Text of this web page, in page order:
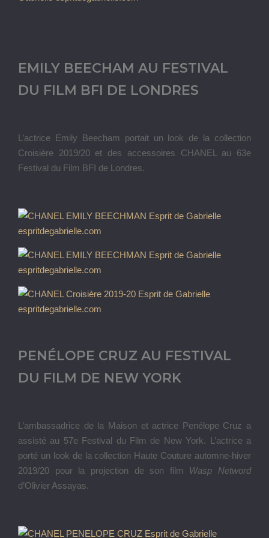
EMILY BEECHAM AU FESTIVAL
DU FILM BFI DE LONDRES
L’actrice Emily Beecham portait un look de la collection
Croisière 2019/20 et des accessoires CHANEL au 63e
Festival du Film BFI de Londres.
PENÉLOPE CRUZ AU FESTIVAL
DU FILM DE NEW YORK
L’ambassadrice de la Maison et actrice Penélope Cruz a
assisté au 57e Festival du Film de New York. L’actrice a
porté un look de la collection Haute Couture automne-hiver
2019/20 pour la projection de son film Wasp Netword
d’Olivier Assayas.